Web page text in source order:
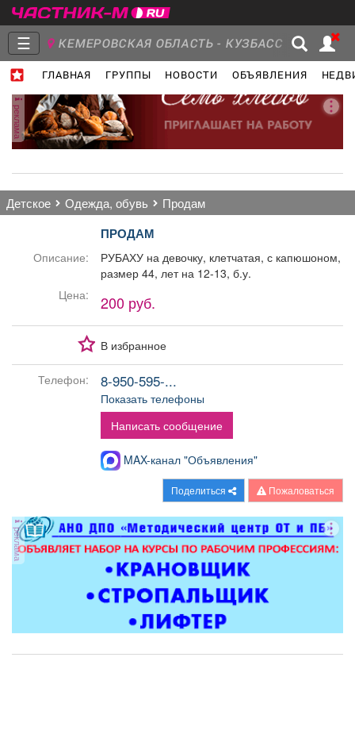
☰ КЕМЕРОВСКАЯ ОБЛАСТЬ - КУЗБАСС
ГЛАВНАЯ ГРУППЫ НОВОСТИ ОБЪЯВЛЕНИЯ
Главная
Группы Новости
Транспорт Компании
Афиша Обучение Проекты
Поздравления
ТВ программа Я - пенсионер
реклама
детское одежда, обувь продам
ПРОДАМ
Описание:
РУБАХУ на девочку, клетчатая, с капюшоном,
размер 44, лет на 12-13, б.у.
Цена:
200 руб.
В избранное
Телефон: 8-950-595-...
Показать телефоны
Написать сообщение
MAX-канал "Объявления"
Поделиться Пожаловаться
реклама